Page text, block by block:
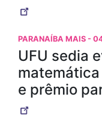
PARANAÍBA MAIS -
UFU sedia
e prêmio